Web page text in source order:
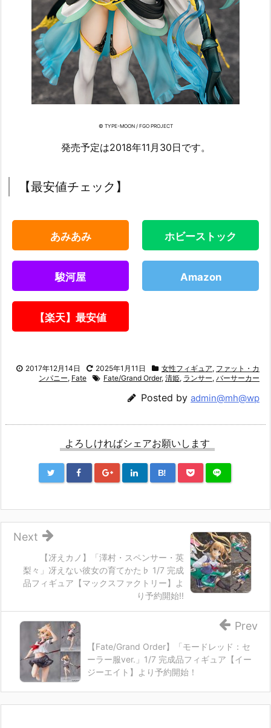
© TYPE-MOON / FGO PROJECT
発売予定は2018年11月30日です。
【最安値チェック】
あみあみ ホビーストック
駿河屋 Amazon
【楽天】最安値
2017年12月14日 2025年1月11日 女性フィギュア, ファット・カ
ンパニー, Fate Fate/Grand Order, 清姫, ランサー, バーサーカー
Posted by admin@mh@wp
よろしければシェアお願いします
B!
【冴えカノ】「澤村・スペンサー・英
梨々」冴えない彼女の育てかた♭ 1/7 完成
品フィギュア【マックスファクトリー】よ
り予約開始!!
Next
【Fate/Grand Order】「モードレッド：セ
ーラー服ver.」1/7 完成品フィギュア【イー
ジーエイト】より予約開始！
Prev